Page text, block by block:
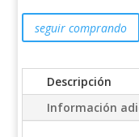
seguir comprando
Descripción
Información